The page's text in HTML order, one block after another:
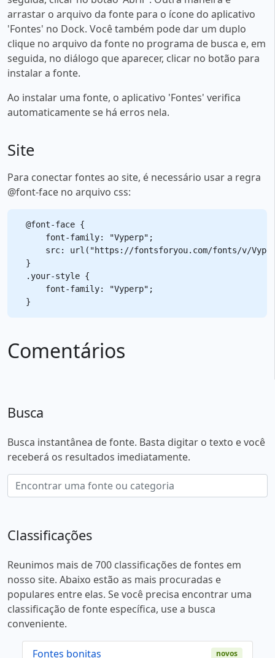
arrastar o arquivo da fonte para o ícone do aplicativo
'Fontes' no Dock. Você também pode dar um duplo
clique no arquivo da fonte no programa de busca e, em
seguida, no diálogo que aparecer, clicar no botão para
instalar a fonte.
Ao instalar uma fonte, o aplicativo 'Fontes' verifica
automaticamente se há erros nela.
Site
Para conectar fontes ao site, é necessário usar a regra
@font-face no arquivo css:
@font-face {
    font-family: "Vyperp";
src: url("https://fontsforyou.com/fonts/v/
}
.your-style {
    font-family: "Vyperp";
Comentários
Busca
Busca instantânea de fonte. Basta digitar o texto e você
receberá os resultados imediatamente.
Classificações
Reunimos mais de 700 classificações de fontes em
nosso site. Abaixo estão as mais procuradas e
populares entre elas. Se você precisa encontrar uma
classificação de fonte específica, use a busca
conveniente.
Fontes bonitas novos